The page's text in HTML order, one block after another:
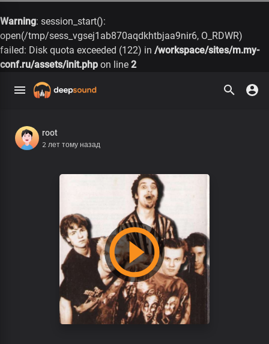
Warning: session_start():
open(/tmp/sess_vgsej1ab870aqdkhtbjaa9nir6, O_RDWR)
failed: Disk quota exceeded (122) in /workspace/sites/m.my-
conf.ru/assets/init.php on line 2
root
2 лет тому назад